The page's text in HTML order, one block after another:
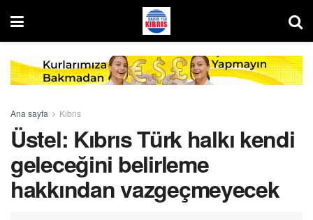
Ana sayfa Kıbrıs
Üstel: Kıbrıs Türk halkı kendi
geleceğini belirleme
hakkından vazgeçmeyecek